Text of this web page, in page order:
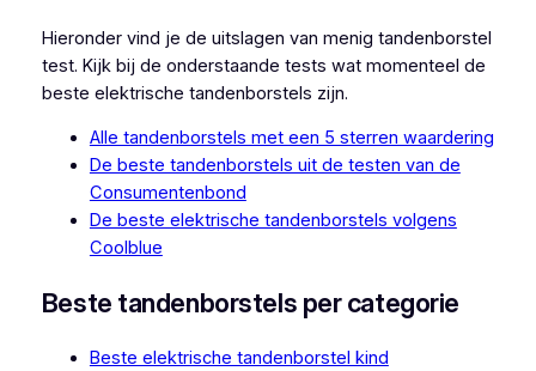
Hieronder vind je de uitslagen van menig tandenborstel
test. Kijk bij de onderstaande tests wat momenteel de
beste elektrische tandenborstels zijn.
Alle tandenborstels met een 5 sterren waardering
De beste tandenborstels uit de testen van de
Consumentenbond
De beste elektrische tandenborstels volgens
Coolblue
Beste tandenborstels per categorie
Beste elektrische tandenborstel kind